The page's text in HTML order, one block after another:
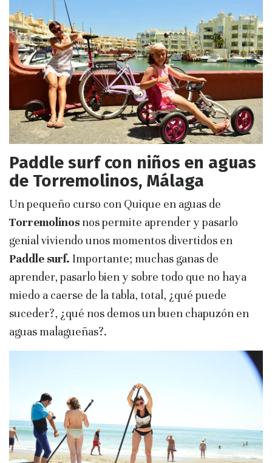
Paddle surf con niños en aguas
de Torremolinos, Málaga
Un pequeño curso con Quique en aguas de
Torremolinos nos permite aprender y pasarlo
genial viviendo unos momentos divertidos en
Paddle surf. Importante; muchas ganas de
aprender, pasarlo bien y sobre todo que no haya
miedo a caerse de la tabla, total, ¿qué puede
suceder?, ¿qué nos demos un buen chapuzón en
aguas malagueñas?.